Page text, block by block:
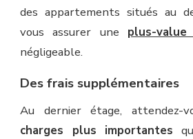
des appartements situés au
vous assurer une plus-value
négligeable.
Des frais supplémentaires
Au dernier étage, attendez-
charges plus importantes